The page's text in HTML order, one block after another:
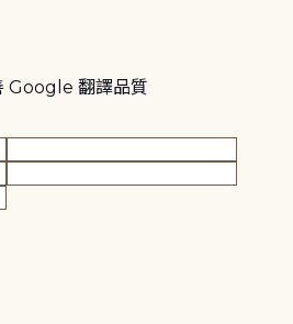
Google 翻譯品質